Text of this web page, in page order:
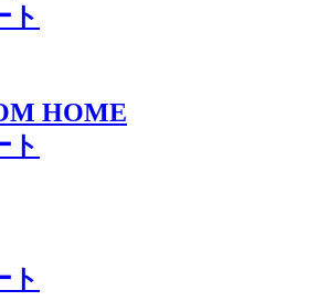
ト
HOME
ト
ト